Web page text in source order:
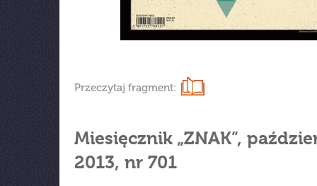
Przeczytaj fragment:
Miesięcznik „ZNAK”,
2013, nr 701